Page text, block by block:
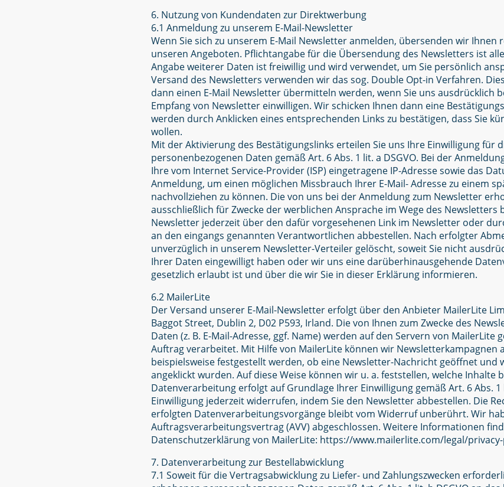
6. Nutzung von Kundendaten zur Direktwerbung
6.1 Anmeldung zu unserem E-Mail-Newsletter
Wenn Sie sich zu unserem E-Mail Newsletter anmelden, übersenden wir Ihnen
unseren Angeboten. Pflichtangabe für die Übersendung des Newsletters ist
Angabe weiterer Daten ist freiwillig und wird verwendet, um Sie persönlich
Versand des Newsletters verwenden wir das sog. Double Opt-in Verfahren.
dann einen E-Mail Newsletter übermitteln werden, wenn Sie uns ausdrücklich
Empfang von Newsletter einwilligen. Wir schicken Ihnen dann eine
werden durch Anklicken eines entsprechenden Links zu bestätigen, dass Sie
wollen.
Mit der Aktivierung des Bestätigungslinks erteilen Sie uns Ihre Einwilligung für
personenbezogenen Daten gemäß Art. 6 Abs. 1 lit. a DSGVO. Bei der
Ihre vom Internet Service-Provider (ISP) eingetragene IP-Adresse sowie das
Anmeldung, um einen möglichen Missbrauch Ihrer E-Mail- Adresse zu einem
nachvollziehen zu können. Die von uns bei der Anmeldung zum Newsletter
ausschließlich für Zwecke der werblichen Ansprache im Wege des Newsletters
Newsletter jederzeit über den dafür vorgesehenen Link im Newsletter oder
an den eingangs genannten Verantwortlichen abbestellen. Nach erfolgter
unverzüglich in unserem Newsletter-Verteiler gelöscht, soweit Sie nicht
Ihrer Daten eingewilligt haben oder wir uns eine darüberhinausgehende
gesetzlich erlaubt ist und über die wir Sie in dieser Erklärung informieren.
6.2 MailerLite
Der Versand unserer E-Mail-Newsletter erfolgt über den Anbieter MailerLite
Baggot Street, Dublin 2, D02 P593, Irland. Die von Ihnen zum Zwecke des
Daten (z. B. E-Mail-Adresse, ggf. Name) werden auf den Servern von MailerLite
Auftrag verarbeitet. Mit Hilfe von MailerLite können wir Newsletterkampagnen
beispielsweise festgestellt werden, ob eine Newsletter-Nachricht geöffnet und
angeklickt wurden. Auf diese Weise können wir u. a. feststellen, welche Inhalte
Datenverarbeitung erfolgt auf Grundlage Ihrer Einwilligung gemäß Art. 6 Abs. 1
Einwilligung jederzeit widerrufen, indem Sie den Newsletter abbestellen. Die
erfolgten Datenverarbeitungsvorgänge bleibt vom Widerruf unberührt. Wir
Auftragsverarbeitungsvertrag (AVV) abgeschlossen. Weitere Informationen
Datenschutzerklärung von MailerLite: https://www.mailerlite.com/legal/
7. Datenverarbeitung zur Bestellabwicklung
7.1 Soweit für die Vertragsabwicklung zu Liefer- und Zahlungszwecken